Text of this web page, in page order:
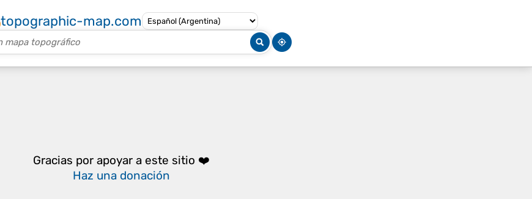
topographic-map.com
Gracias por apoyar a este sitio ❤️
Haz una donación